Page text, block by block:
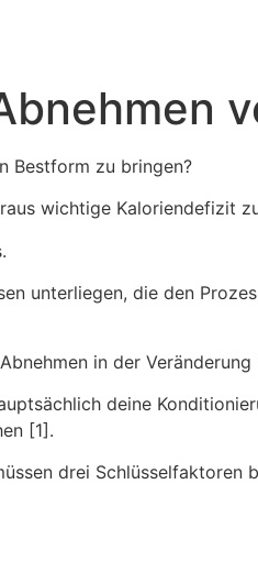
Bestform zu bringen?
wichtige Kaloriendefizit
unterliegen, die den
in der
deine
[1].
drei Schlüsselfaktoren